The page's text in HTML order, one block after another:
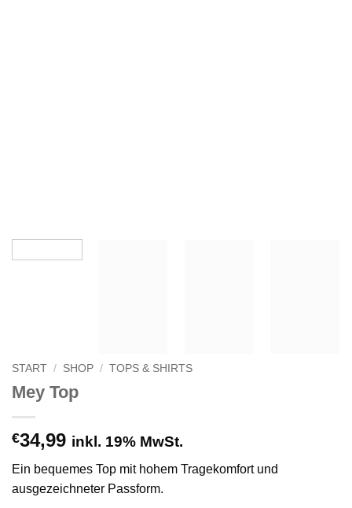
START / SHOP / TOPS & SHIRTS
Mey Top
€34,99 inkl. 19% MwSt.
Ein bequemes Top mit hohem Tragekomfort und
ausgezeichneter Passform.